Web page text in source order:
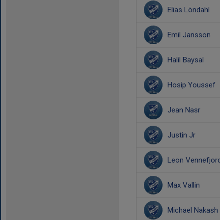
Elias Löndahl
Emil Jansson
Halil Baysal
Hosip Youssef
Jean Nasr
Justin Jr
Leon
Max Vallin
Michael Nakash